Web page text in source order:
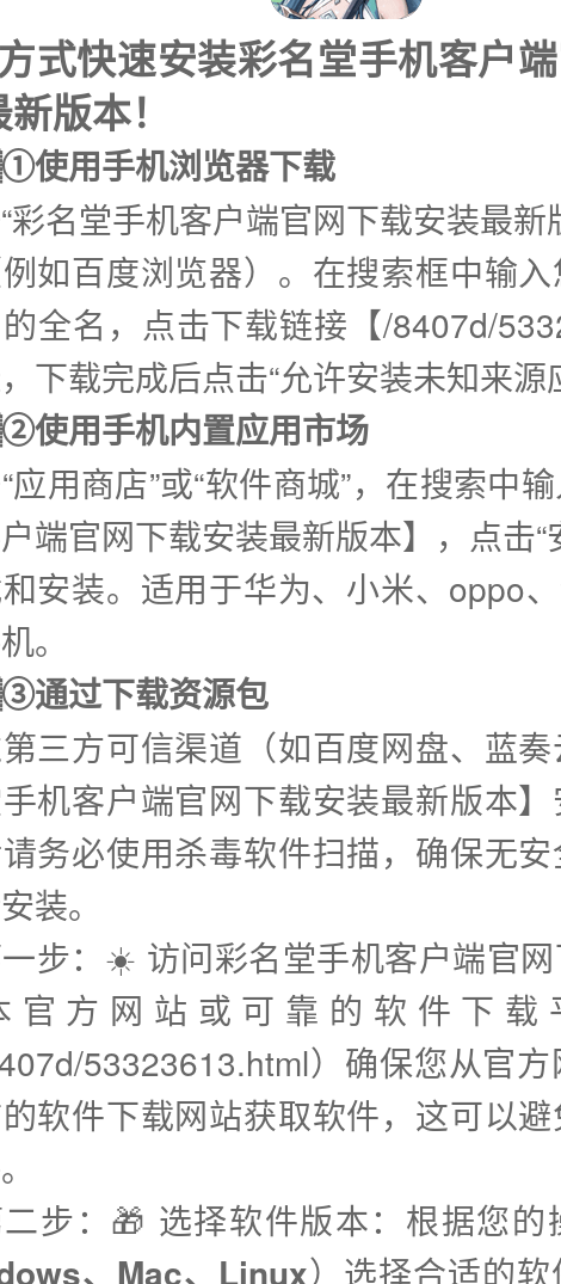
式快速安装彩名堂手机客户
版本！
用手机浏览器下载
彩名堂手机客户端官网下载安装最新
如百度浏览器）。在搜索框中输
全名，点击下载链接【/8407d/
下载完成后点击“允许安装未知来源
用手机内置应用市场
应用商店”或“软件商城”，在搜索中
端官网下载安装最新版本】，点击“
安装。适用于华为、小米、oppo
。
过下载资源包
三方可信渠道（如百度网盘、蓝
机客户端官网下载安装最新版本
务必使用杀毒软件扫描，确保无
装。
步：☀️ 访问彩名堂手机客户端官
官方网站或可靠的软件下载
53323613.html）确保您从官
软件下载网站获取软件，这可以
步：🎁 选择软件版本：根据您的
、Mac、Linux）选择合适的